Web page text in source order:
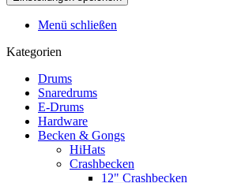
Menü schließen
Kategorien
Drums
Snaredrums
E-Drums
Hardware
Becken & Gongs
HiHats
Crashbecken
12" Crashbecken